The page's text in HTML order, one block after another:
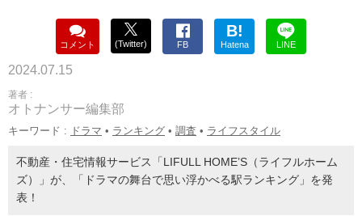
コメント (Twitter) FB
B!
Hatena LINE
2024.07.15
著者 :
オトナンサー編集部
キーワード : ドラマ • ランキング • 調査 • ライフスタイル
不動産・住宅情報サービス「LIFULL HOME’S（ライフルホーム
ズ）」が、「ドラマの舞台で思い浮かべる駅ランキング」を発
表！